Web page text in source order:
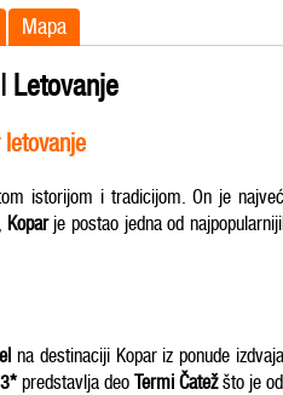
Mapa
Letovanje
letovanje
istorijom i tradicijom. On je
Koparje postao jedna od
na destinaciji Kopar iz ponude
predstavlja deo Termi Čatežšto je